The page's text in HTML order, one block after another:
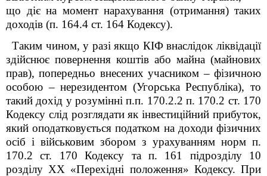
що діє на момент нарахування (отримання) таких
доходів (п. 164.4 ст. 164 Кодексу).
Таким чином, у разі якщо КІФ внаслідок ліквідації
здійснює повернення коштів або майна (майнових
прав), попередньо внесених учасником – фізичною
особою – нерезидентом (Угорська Республіка), то
такий дохід у розумінні п.п. 170.2.2 п. 170.2 ст. 170
Кодексу слід розглядати як інвестиційний прибуток,
який оподатковується податком на доходи фізичних
осіб і військовим збором з урахуванням норм п.
170.2 ст. 170 Кодексу та п. 161
підрозділу 10
розділу XX «Перехідні положення» Кодексу. При